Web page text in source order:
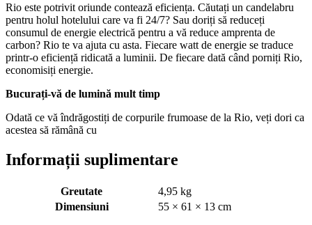
Rio este potrivit oriunde contează eficiența. Căutați un candelabru
pentru holul hotelului care va fi 24/7? Sau doriți să reduceți
consumul de energie electrică pentru a vă reduce amprenta de
carbon? Rio te va ajuta cu asta. Fiecare watt de energie se traduce
printr-o eficiență ridicată a luminii. De fiecare dată când porniți Rio,
economisiți energie.
Bucurați-vă de lumină mult timp
Odată ce vă îndrăgostiți de corpurile frumoase de la Rio, veți dori ca
acestea să rămână cu
Informații suplimentare
Greutate
4,95 kg
Dimensiuni
55 × 61 × 13 cm